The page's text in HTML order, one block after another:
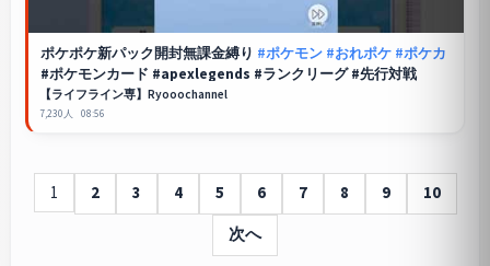
ポケポケ新パック開封無課金縛り #ポケモン #おれポケ #ポケカ
#ポケモンカード #apexlegends #ランクリーグ #先行対戦
【ライフライン専】Ryooochannel
7,230人 08:56
1 2 3 4 5 6 7 8 9
10
次へ